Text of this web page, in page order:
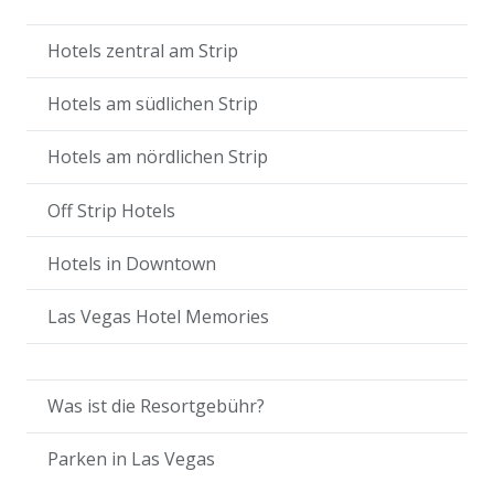
Hotels zentral am Strip
Hotels am südlichen Strip
Hotels am nördlichen Strip
Off Strip Hotels
Hotels in Downtown
Las Vegas Hotel Memories
Was ist die Resortgebühr?
Parken in Las Vegas